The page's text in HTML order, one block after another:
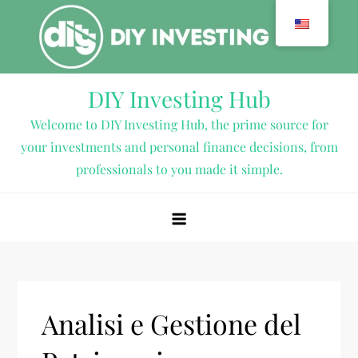
content
DIY Investing Hub
Welcome to DIY Investing Hub, the prime source for
your investments and personal finance decisions, from
professionals to you made it simple.
Analisi e Gestione del